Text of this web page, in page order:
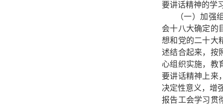
要讲话精神的学
（一）加强
会十八大确定的
想和党的二十大
述结合起来，按
心组织实施，教
要讲话精神上来
决定性意义，增
报告工会学习贯